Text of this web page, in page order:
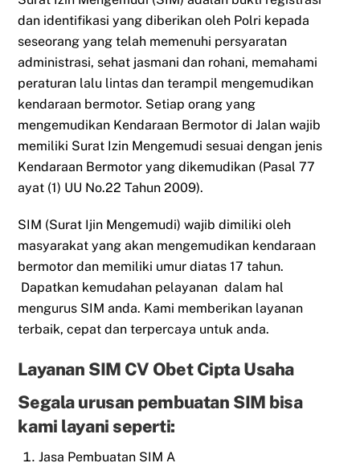
dan identifikasi yang diberikan oleh Polri kepada
seseorang yang telah memenuhi persyaratan
administrasi, sehat jasmani dan rohani, memahami
peraturan lalu lintas dan terampil mengemudikan
kendaraan bermotor. Setiap orang yang
mengemudikan Kendaraan Bermotor di Jalan wajib
memiliki Surat Izin Mengemudi sesuai dengan jenis
Kendaraan Bermotor yang dikemudikan (Pasal 77
ayat (1) UU No.22 Tahun 2009).
SIM (Surat Ijin Mengemudi) wajib dimiliki oleh
masyarakat yang akan mengemudikan kendaraan
bermotor dan memiliki umur diatas 17 tahun.
Dapatkan kemudahan pelayanan dalam hal
mengurus SIM anda. Kami memberikan layanan
terbaik, cepat dan terpercaya untuk anda.
Layanan SIM CV Obet Cipta Usaha
Segala urusan pembuatan SIM bisa
kami layani seperti:
Jasa Pembuatan SIM A